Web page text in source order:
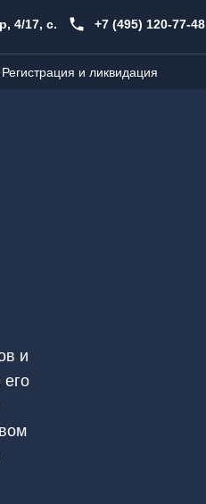
4/17, с.
+7 (495) 120-77-48
Регистрация и ликвидация
и